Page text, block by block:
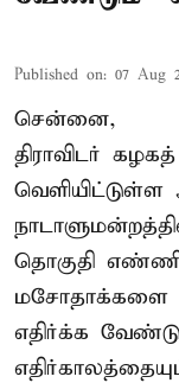
Published on: 07 Aug
சென்னை,
திராவிடர்
வெளியிட்டுள்ள
தொகுதி
மசோதாக்களை
எதிர்க்க